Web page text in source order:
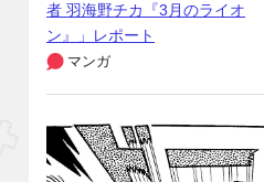
者 羽海野チカ『3月のライオ
ン』」レポート
マンガ